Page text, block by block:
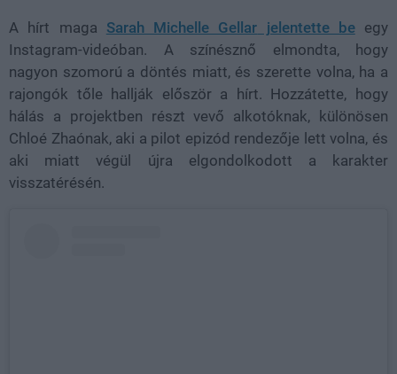
A hírt maga Sarah Michelle Gellar jelentette beegy
Instagram-videóban. A színésznő elmondta, hogy
nagyon szomorú a döntés miatt, és szerette volna, ha a
rajongók tőle hallják először a hírt. Hozzátette, hogy
hálás a projektben részt vevő alkotóknak, különösen
Chloé Zhaónak, aki a pilot epizód rendezője lett volna, és
aki miatt végül újra elgondolkodott a karakter
visszatérésén.